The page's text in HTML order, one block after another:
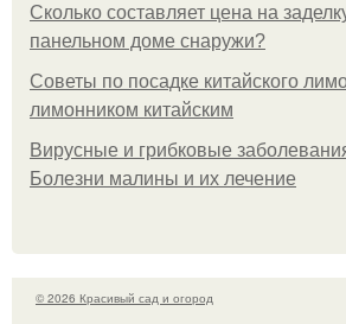
Сколько составляет цена на
панельном доме снаружи?
Советы по посадке китайского
лимонником китайским
Вирусные и грибковые
Болезни малины и их лечение
© 2026 Красивый сад и огород